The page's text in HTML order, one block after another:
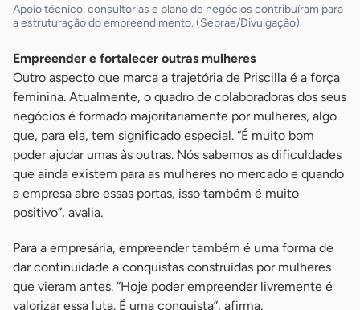
Apoio técnico, consultorias e plano de negócios contribuíram para
a estruturação do empreendimento. (Sebrae/Divulgação).
Empreender e fortalecer outras mulheres
Outro aspecto que marca a trajetória de Priscilla é a força
feminina. Atualmente, o quadro de colaboradoras dos seus
negócios é formado majoritariamente por mulheres, algo
que, para ela, tem significado especial. “É muito bom
poder ajudar umas às outras. Nós sabemos as dificuldades
que ainda existem para as mulheres no mercado e quando
a empresa abre essas portas, isso também é muito
positivo”, avalia.
Para a empresária, empreender também é uma forma de
dar continuidade a conquistas construídas por mulheres
que vieram antes. “Hoje poder empreender livremente é
valorizar essa luta. É uma conquista”, afirma.